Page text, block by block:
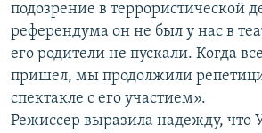
подозрение в террористической
референдума он не был у нас в
его родители не пускали. Когда
пришел, мы продолжили
спектакле с его участием».
Режиссер выразила надежду, что